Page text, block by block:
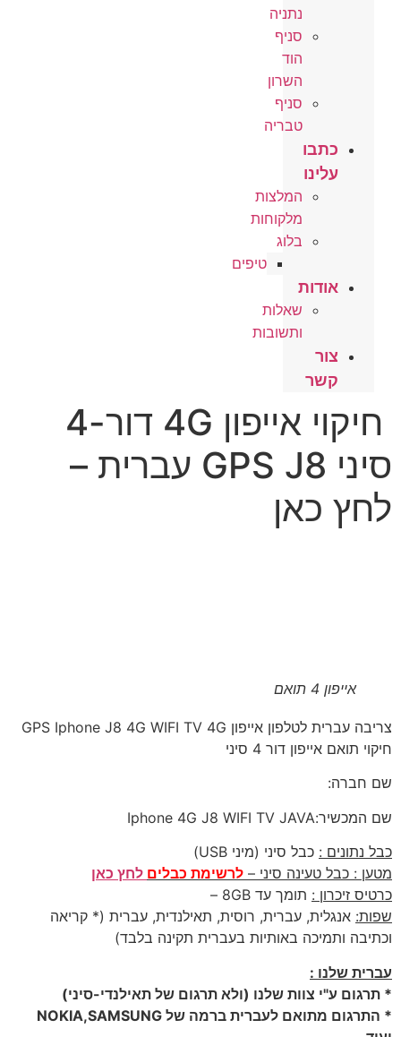
נתניה
סניף
הוד
השרון
סניף
טבריה
כתבו
עלינו
המלצות
מלקוחות
בלוג
טיפים
אודות
שאלות
ותשובות
צור
קשר
חיקוי אייפון 4G דור-4
סיני GPS J8 עברית –
לחץ כאן
אייפון 4 תואם
צריבה עברית לטלפון אייפון GPS Iphone J8 4G WIFI TV 4G
חיקוי תואם אייפון דור 4 סיני
שם חברה:
שם המכשיר:Iphone 4G J8 WIFI TV JAVA
כבל נתונים : כבל סיני (מיני USB)
מטען : כבל טעינה סיני – לרשימת כבלים לחץ כאן
כרטיס זיכרון : תומך עד 8GB –
שפות: אנגלית, עברית, רוסית, תאילנדית, עברית (* קריאה
וכתיבה ותמיכה באותיות בעברית תקינה בלבד)
עברית שלנו :
* תרגום ע"י צוות שלנו (ולא תרגום של תאילנדי-סיני)
* התרגום מתואם לעברית ברמה של NOKIA,SAMSUNG